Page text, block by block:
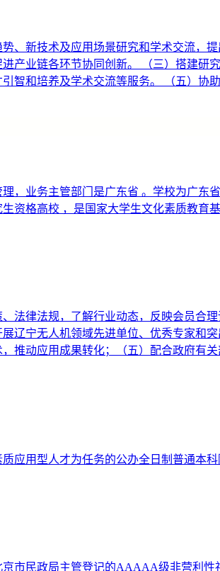
势、新技术及应用场景研究和学术交流
产业链各环节协同创新。 （三）搭建
智和培养及学术交流等服务。 （五）
，业务主管部门是广东省 。学校为广
资格高校 ，是国家大学生文化素质教
法律法规，了解行业动态，反映会员合
展辽宁无人机领域先进单位、优秀专家
推动应用成果转化；（五）配合政府有
应用型人才为任务的公办全日制普通本
市民政局主管登记的AAAAA级非营利